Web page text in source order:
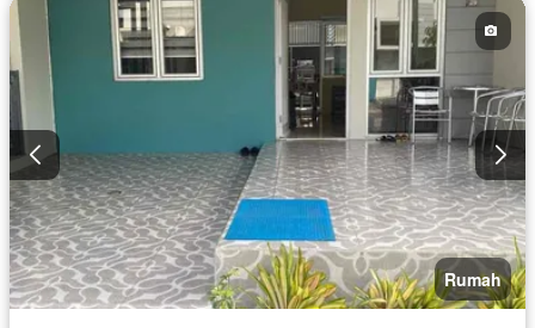
Rumah